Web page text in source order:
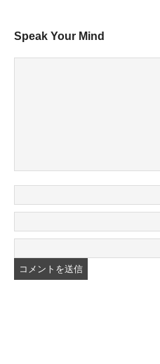
Speak Your Mind